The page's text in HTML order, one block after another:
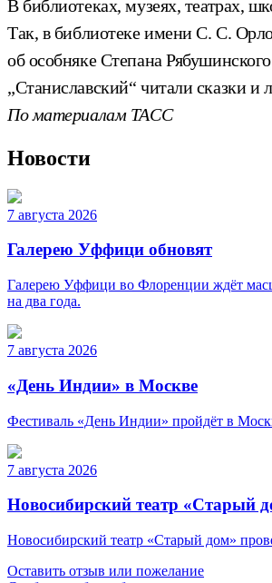
В библиотеках, музеях, театрах,
Так, в библиотеке имени С. С.
об особняке Степана
„Станиславский“ читали сказки
По материалам ТАСС
Новости
7 августа 2026
Галерею Уффици обновят
Галерею Уффици во Флоренции ждёт
на два года.
7 августа 2026
«День Индии» в Москве
Фестиваль «День Индии» пройдёт в
7 августа 2026
Новосибирский театр «Старый
Новосибирский театр «Старый дом»
Оставить отзыв или пожелание